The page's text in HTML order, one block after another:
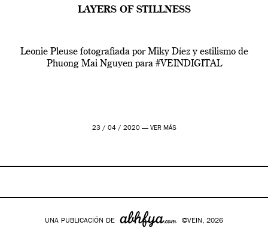
LAYERS OF STILLNESS
Leonie Pleuse fotografiada por Miky Díez y estilismo de
Phuong Mai Nguyen para #VEINDIGITAL
23 / 04 / 2020 — VER MÁS
UNA PUBLICACIÓN DE ©VEIN, 2026